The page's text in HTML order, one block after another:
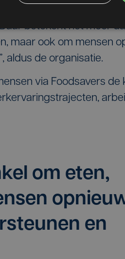
kruideniers,
betekent het meer
maar ook om mensen
aldus de organisatie.
via Foodsavers de
om eten,
en